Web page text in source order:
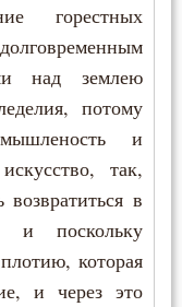
горестных
над землею
потому
и
так,
в
и поскольку
которая
и через это